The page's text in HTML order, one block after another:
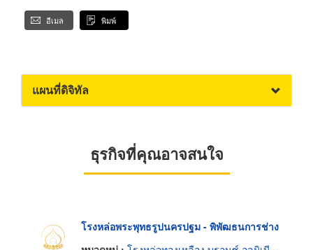
อีเมล พิมพ์
แผนที่ดิจิทัล
ธุรกิจที่คุณอาจสนใจ
โรงหล่อพระพุทธรูปนครปฐม - พิพัฒธนการช่าง